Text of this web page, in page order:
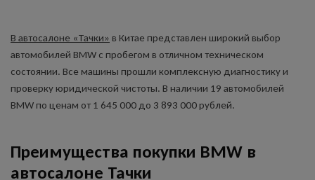
В автосалоне «Тачки» в Китае представлен широкий выбор
автомобилей BMW с пробегом в отличном техническом
состоянии. Все машины прошли комплексную диагностику и
проверку юридической чистоты. В наличии 19 автомобилей
BMW по ценам от 1 645 000 до 3 893 000 рублей.
Преимущества покупки BMW в
автосалоне Тачки